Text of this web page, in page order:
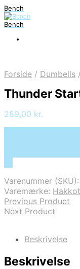
Bench
Bench
Forside / Dumbells /
Thunder
289,00 kr.
Varenummer (SKU):
Varemærke:
Previous Product
Next Product
Beskrivelse
Beskrivelse